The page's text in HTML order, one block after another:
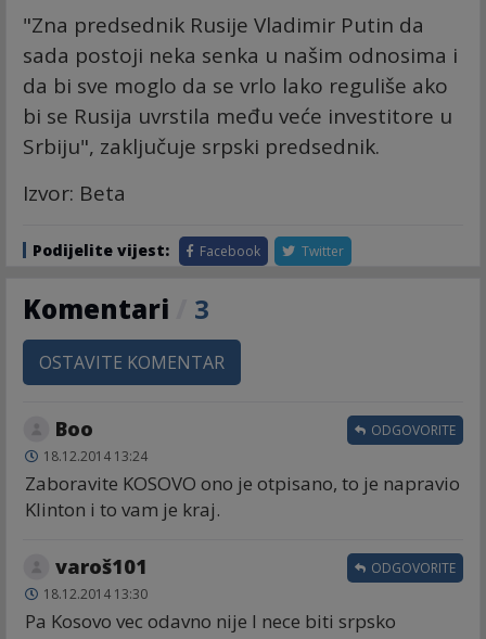
"Zna predsednik Rusije Vladimir Putin da
sada postoji neka senka u našim odnosima i
da bi sve moglo da se vrlo lako reguliše ako
bi se Rusija uvrstila među veće investitore u
Srbiju", zaključuje srpski predsednik.
Izvor: Beta
Podijelite vijest: Facebook Twitter
Komentari 3
OSTAVITE KOMENTAR
Boo
18.12.2014 13:24
Zaboravite KOSOVO ono je otpisano, to je napravio
Klinton i to vam je kraj.
ODGOVORITE
varoš101
18.12.2014 13:30
Pa Kosovo vec odavno nije I nece biti srpsko
ODGOVORITE